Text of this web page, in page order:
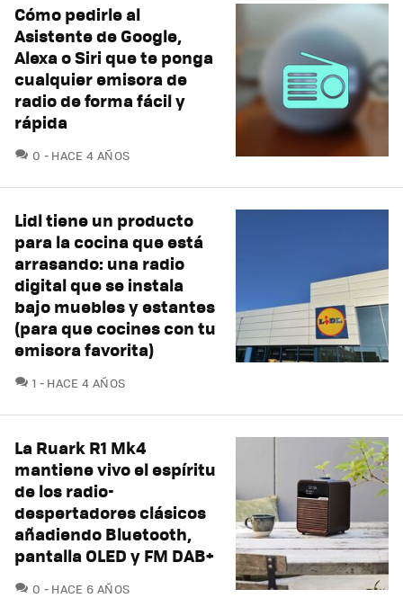
Cómo pedirle al
Asistente de Google,
Alexa o Siri que te ponga
cualquier emisora de
radio de forma fácil y
rápida
0 COMENTARIOS
HACE 4 AÑOS
Lidl tiene un producto
para la cocina que está
arrasando: una radio
digital que se instala
bajo muebles y estantes
(para que cocines con tu
emisora favorita)
1 COMENTARIOS
HACE 4 AÑOS
La Ruark R1 Mk4
mantiene vivo el espíritu
de los radio-
despertadores clásicos
añadiendo Bluetooth,
pantalla OLED y FM DAB+
0 COMENTARIOS
HACE 6 AÑOS